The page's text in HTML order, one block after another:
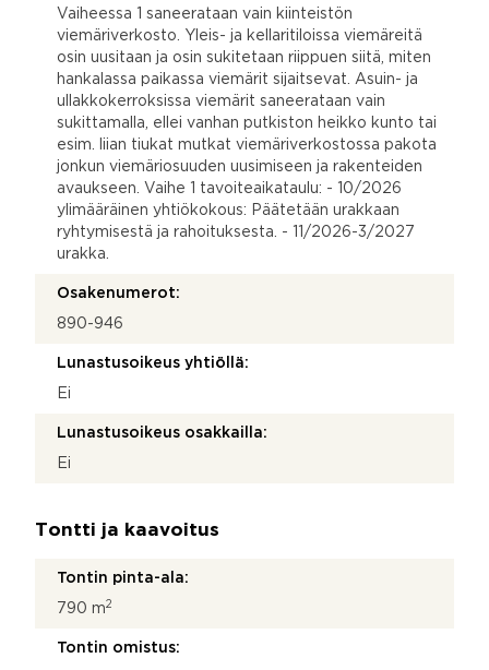
Vaiheessa 1 saneerataan vain kiinteistön
viemäriverkosto. Yleis- ja kellaritiloissa viemäreitä
osin uusitaan ja osin sukitetaan riippuen siitä, miten
hankalassa paikassa viemärit sijaitsevat. Asuin- ja
ullakkokerroksissa viemärit saneerataan vain
sukittamalla, ellei vanhan putkiston heikko kunto tai
esim. liian tiukat mutkat viemäriverkostossa pakota
jonkun viemäriosuuden uusimiseen ja rakenteiden
avaukseen. Vaihe 1 tavoiteaikataulu: - 10/2026
ylimääräinen yhtiökokous: Päätetään urakkaan
ryhtymisestä ja rahoituksesta. - 11/2026-3/2027
urakka.
Osakenumerot:
890-946
Lunastusoikeus yhtiöllä:
Ei
Lunastusoikeus osakkailla:
Ei
Tontti ja kaavoitus
Tontin pinta-ala:
790 m2
Tontin omistus: